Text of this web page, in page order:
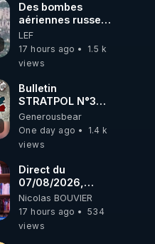
Des bombes
aériennes russes
anéantissent les
centres de
contrôle de
brigades
ukrainienne
LEF
17 hours ago
1.5 k
views
Bulletin
STRATPOL N°302.
Armée des
drones, MS-21 en
série, missiles
07.08.2026.
Generousbear
One day ago
1.4 k
views
Direct du
07/08/2026,
présenté par
Nicolas BOUVIER
Nicolas BOUVIER
17 hours ago
534
views